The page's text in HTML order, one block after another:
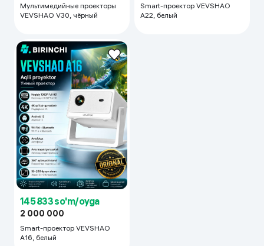
Мультимедийныe проекторы
VEVSHAO V30, чёрный
Smart-проектор VEVSHAO
A22, белый
145 833 so'm/oyga
2 000 000
Smart-проектор VEVSHAO
A16, белый